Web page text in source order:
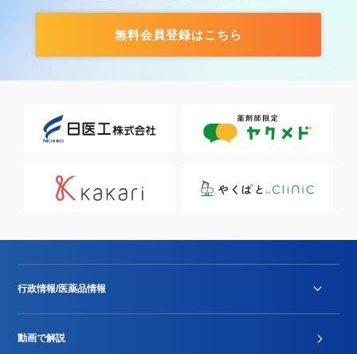
無料会員登録はこちら
行政情報/医薬品情報
動画で解説